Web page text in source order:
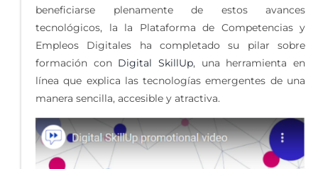
beneficiarse plenamente de estos avances
tecnológicos, la la Plataforma de Competencias y
Empleos Digitales ha completado su pilar sobre
formación con Digital SkillUp, una herramienta en
línea que explica las tecnologías emergentes de una
manera sencilla, accesible y atractiva.